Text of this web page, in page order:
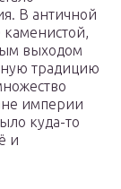
В античной
каменистой,
выходом
традицию
империи
куда-то
и